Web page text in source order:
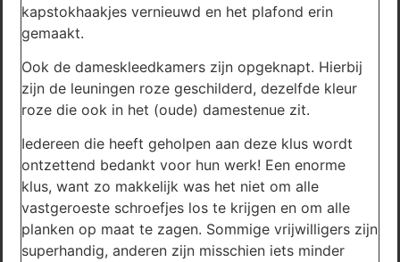
kapstokhaakjes vernieuwd en het plafond erin
gemaakt.
Ook de dameskleedkamers zijn opgeknapt. Hierbij
zijn de leuningen roze geschilderd, dezelfde kleur
roze die ook in het (oude) damestenue zit.
Iedereen die heeft geholpen aan deze klus wordt
ontzettend bedankt voor hun werk! Een enorme
klus, want zo makkelijk was het niet om alle
vastgeroeste schroefjes los te krijgen en om alle
planken op maat te zagen. Sommige vrijwilligers zijn
superhandig, anderen zijn misschien iets minder